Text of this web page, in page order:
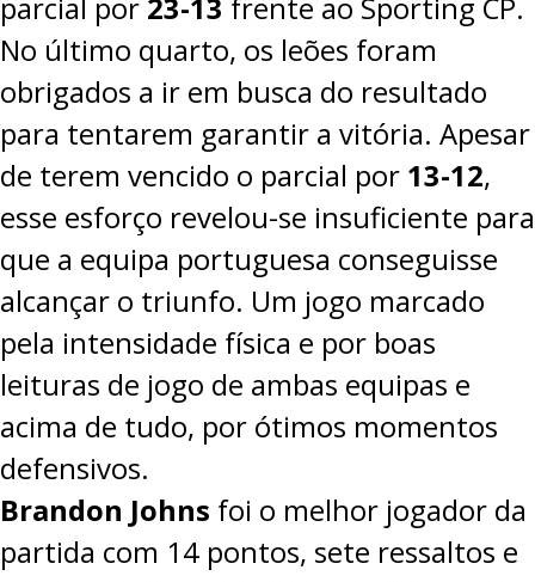
parcial por 23-13 frente ao Sporting CP.
No último quarto, os leões foram
obrigados a ir em busca do resultado
para tentarem garantir a vitória. Apesar
de terem vencido o parcial por 13-12,
esse esforço revelou-se insuficiente para
que a equipa portuguesa conseguisse
alcançar o triunfo. Um jogo marcado
pela intensidade física e por boas
leituras de jogo de ambas equipas e
acima de tudo, por ótimos momentos
defensivos.
Brandon Johns foi o melhor jogador da
partida com 14 pontos, sete ressaltos e